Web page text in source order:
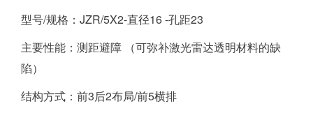
型号/规格：JZR/5X2-直径16 -孔距23
主要性能：测距避障 （可弥补激光雷达透明材料的缺
陷）
结构方式：前3后2布局/前5横排